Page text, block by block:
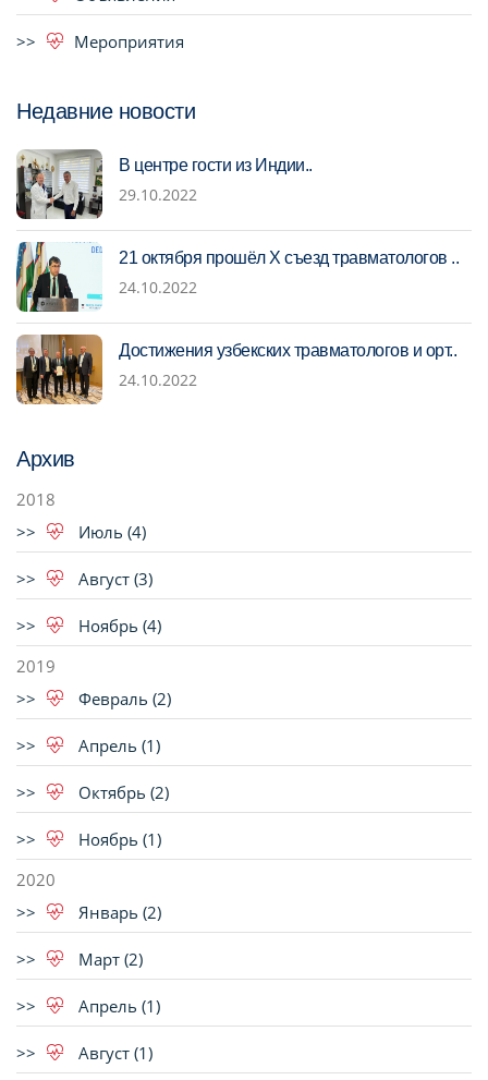
Мероприятия
Недавние новости
В центре гости из Индии..
29.10.2022
21 октября прошёл Х съезд травматологов ..
24.10.2022
Достижения узбекских травматологов и орт..
24.10.2022
Архив
2018
Июль (4)
Август (3)
Ноябрь (4)
2019
Февраль (2)
Апрель (1)
Октябрь (2)
Ноябрь (1)
2020
Январь (2)
Март (2)
Апрель (1)
Август (1)